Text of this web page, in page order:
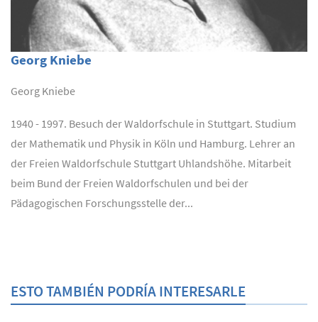
Georg Kniebe
Georg Kniebe
1940 - 1997. Besuch der Waldorfschule in Stuttgart. Studium
der Mathematik und Physik in Köln und Hamburg. Lehrer an
der Freien Waldorfschule Stuttgart Uhlandshöhe. Mitarbeit
beim Bund der Freien Waldorfschulen und bei der
Pädagogischen Forschungsstelle der...
ESTO TAMBIÉN PODRÍA INTERESARLE